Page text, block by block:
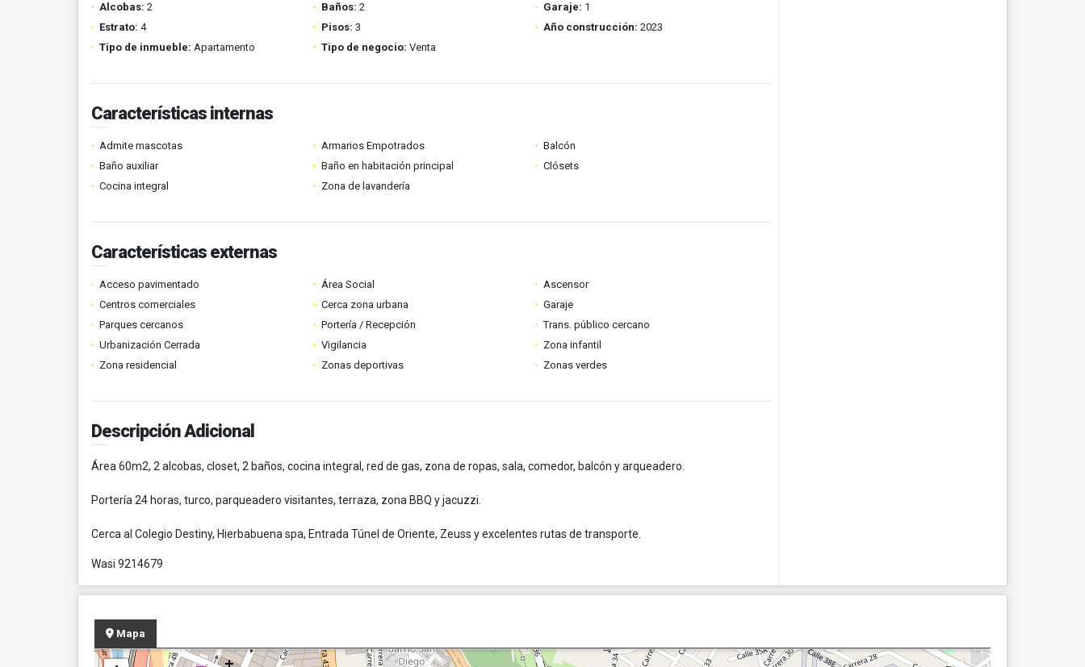
Alcobas: 2 Baños: 2 Garaje: 1
Estrato: 4 Pisos: 3 Año construcción: 2023
Tipo de inmueble: Apartamento Tipo de negocio: Venta
Características internas
Admite mascotas Armarios Empotrados
Balcón
Baño auxiliar
Baño en habitación principal
Clósets
Cocina integral
Zona de lavandería
Características externas
Acceso pavimentado Área Social
Ascensor
Centros comerciales
Cerca zona urbana
Garaje
Parques cercanos
Portería / Recepción
Trans. público cercano
Urbanización Cerrada
Vigilancia
Zona infantil
Zona residencial
Zonas deportivas Zonas verdes
Descripción Adicional
Área 60m2, 2 alcobas, closet, 2 baños, cocina integral, red de gas, zona de ropas, sala, comedor, balcón y arqueadero.
Portería 24 horas, turco, parqueadero visitantes, terraza, zona BBQ y jacuzzi.
Cerca al Colegio Destiny, Hierbabuena spa, Entrada Túnel de Oriente, Zeuss y excelentes rutas de transporte.
Wasi 9214679
Mapa